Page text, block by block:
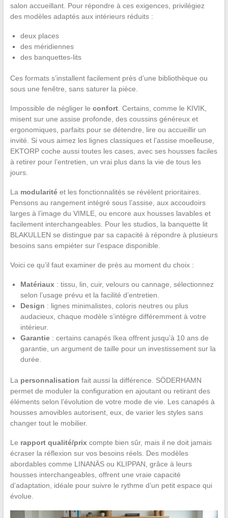
salon accueillant. Pour répondre à ces exigences, privilégiez
des modèles adaptés aux intérieurs réduits :
deux places
des méridiennes
des banquettes-lits
Ces formats s’installent facilement près d’une bibliothèque ou
sous une fenêtre, sans saturer la pièce.
Impossible de négliger le confort. Certains, comme le KIVIK,
misent sur une assise profonde, des coussins généreux et
ergonomiques, parfaits pour se détendre, lire ou accueillir un
invité. Si vous aimez les lignes classiques et l’assise moelleuse,
EKTORP coche aussi toutes les cases, avec ses housses faciles
à retirer pour l’entretien, un vrai plus dans la vie de tous les
jours.
La modularitéet les fonctionnalités se révèlent prioritaires.
Pensons au rangement intégré sous l’assise, aux accoudoirs
larges à l’image du VIMLE, ou encore aux housses lavables et
facilement interchangeables. Pour les studios, la banquette lit
BLAKULLEN se distingue par sa capacité à répondre à plusieurs
besoins sans empiéter sur l’espace disponible.
Voici ce qu’il faut examiner de près au moment du choix :
Matériaux: tissu, lin, cuir, velours ou cannage, sélectionnez
selon l’usage prévu et la facilité d’entretien.
Design : lignes minimalistes, coloris neutres ou plus
audacieux, chaque modèle s’intègre différemment à votre
intérieur.
Garantie: certains canapés Ikea offrent jusqu’à 10 ans de
garantie, un argument de taille pour un investissement sur la
durée.
La personnalisation fait aussi la différence. SÖDERHAMN
permet de moduler la configuration en ajoutant ou retirant des
éléments selon l’évolution de votre mode de vie. Les canapés à
housses amovibles autorisent, eux, de varier les styles sans
changer tout le mobilier.
Le rapport qualité/prixcompte bien sûr, mais il ne doit jamais
écraser la réflexion sur vos besoins réels. Des modèles
abordables comme LINANÄS ou KLIPPAN, grâce à leurs
housses interchangeables, offrent une vraie capacité
d’adaptation, idéale pour suivre le rythme d’un petit espace qui
évolue.